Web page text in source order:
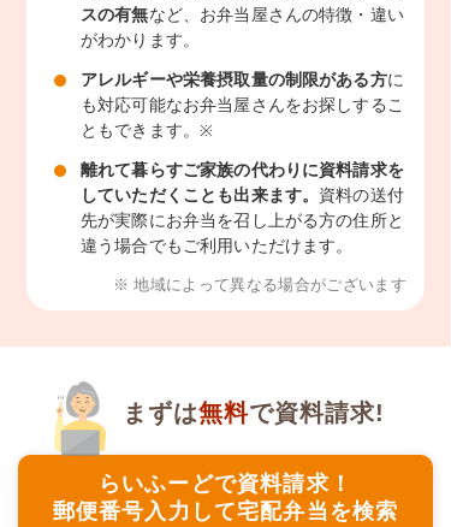
スの有無など、お弁当屋さんの特徴・違い
がわかります。
アレルギーや栄養摂取量の制限がある方に
も対応可能なお弁当屋さんをお探しするこ
ともできます。※
離れて暮らすご家族の代わりに資料請求を
していただくことも出来ます。 資料の送付
先が実際にお弁当を召し上がる方の住所と
違う場合でもご利用いただけます。
※ 地域によって異なる場合がございます
らいふーどで資料請求！
郵便番号入力して宅配弁当を検索
まずは無料で資料請求!